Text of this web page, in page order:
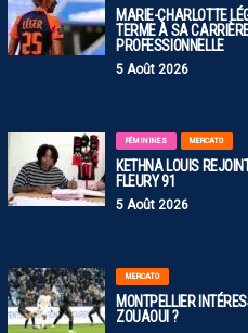
MARIE-CHARLOTTE
TERME À SA
PROFESSIONNELLE
5 Août 2026
FÉMININES MERCATO
KETHNA LOUIS
FLEURY 91
5 Août 2026
MERCATO
MONTPELLIER
ZOUAOUI ?
partenariat avec un copain ou
de pas grand chose. Il en